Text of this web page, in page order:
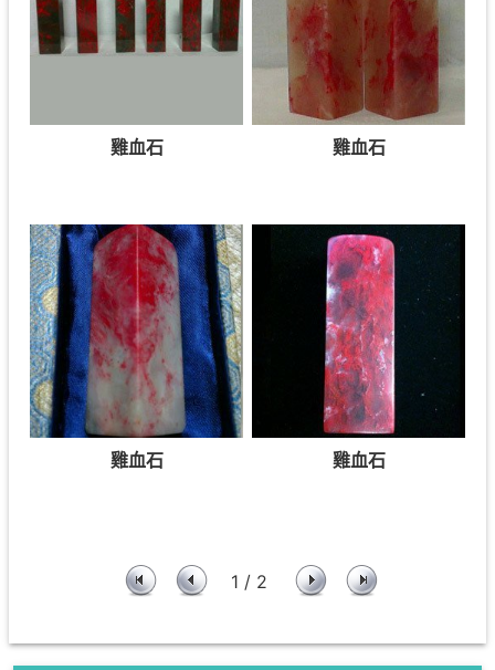
雞血石 雞血石
雞血石 雞血石
1 / 2